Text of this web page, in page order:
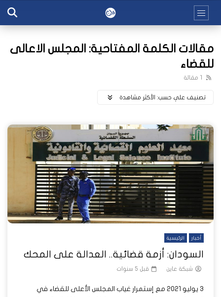
مقالات الكلمة المفتاحية: المجلس الاعالى
للقضاء
1 مقالة
تصنيف علي حسب: اﻷكثر مشاهدة
أخبار الرئيسية
السودان: أزمة قضائية.. العدالة على المحك
شبكة عاين قبل 5 سنوات
3 يوليو 2021 مع إستمرار غياب المجلس الأعلى للقضاء في